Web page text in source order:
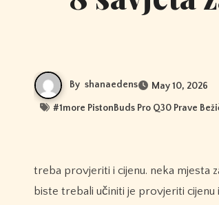
By shanaedens May 10, 2026
#1more PistonBuds Pro Q30 Prave
treba provjeriti i cijenu. neka mjesta za klizanje mogu izgledati jeftinije u usporedbi s drugima, ali mogu nuditi kratke sesije. ono što
biste trebali učiniti je provjeriti cijenu